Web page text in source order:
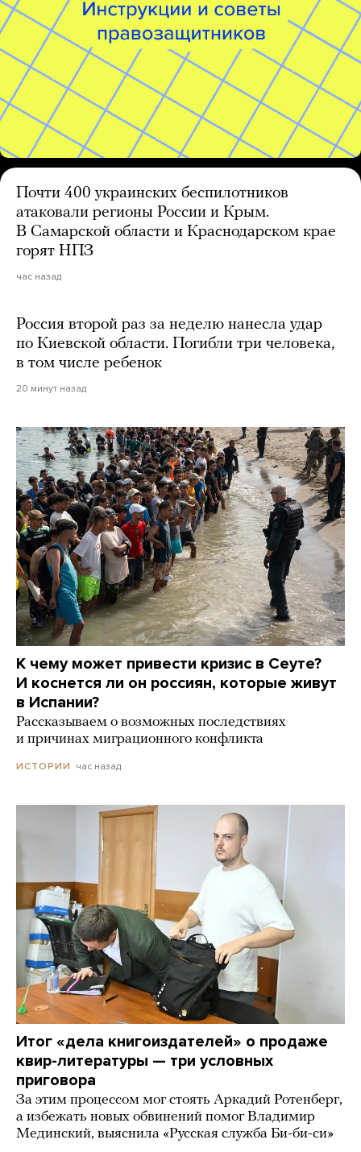
Почти 400 украинских беспилотников
атаковали регионы России и Крым.
В Самарской области и Краснодарском крае
горят НПЗ
час назад
Россия второй раз за неделю нанесла удар
по Киевской области. Погибли три человека,
в том числе ребенок
20 минут назад
К чему может привести кризис в Сеуте?
И коснется ли он россиян, которые живут
в Испании?
Рассказываем о возможных последствиях
и причинах миграционного конфликта
ИСТОРИИ час назад
Итог «дела книгоиздателей» о продаже
квир-литературы — три условных
приговора
За этим процессом мог стоять Аркадий Ротенберг,
а избежать новых обвинений помог Владимир
Мединский, выяснила «Русская служба Би-би-си»